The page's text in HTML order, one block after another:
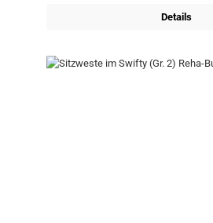
Details